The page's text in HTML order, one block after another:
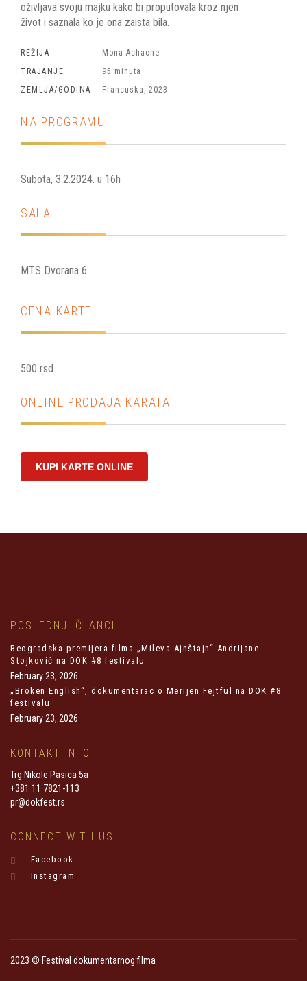
oživljava svoju majku kako bi proputovala kroz njen
život i saznala ko je ona zaista bila.
REŽIJA
Mona Achache
TRAJANJE
95 minuta
ZEMLJA/GODINA
Francuska, 2023.
NA PROGRAMU
Subota, 3.2.2024. u 16h
SALA
MTS Dvorana 6
CENA KARTE
500 rsd
ONLINE PRODAJA KARATA
KUPI KARTE ONLINE
POSLEDNJI ČLANCI
Beogradska premijera filma „Mileva Ajnštajn“ Andrijane
Stojković na DOK #8 festivalu
February 23, 2026
„Broken English“, dokumentarac o Merijen Fejtful na DOK #8
festivalu
February 23, 2026
KONTAKT INFO
Trg Nikole Pasica 5a
+381 11 7821-113
pr@dokfest.rs
CONNECT WITH US
Facebook
Instagram
2023 © Festival dokumentarnog filma